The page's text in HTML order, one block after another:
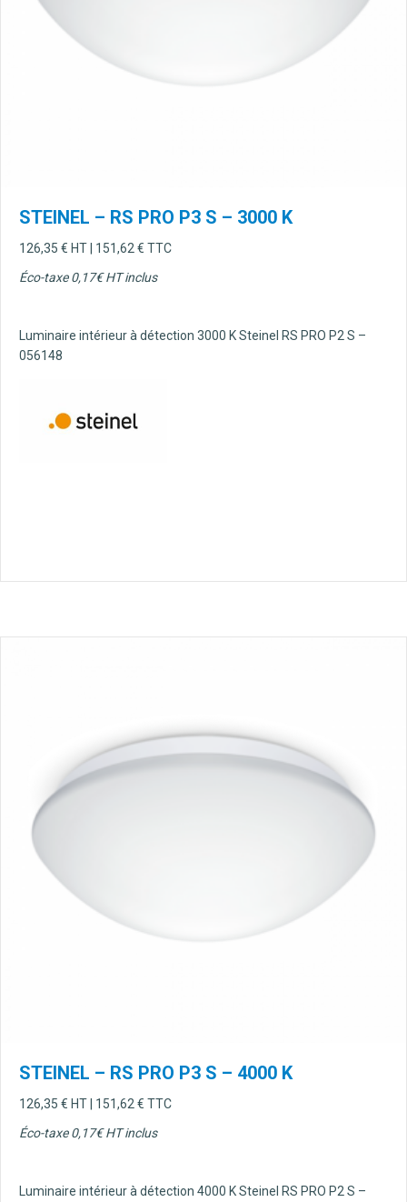
STEINEL – RS PRO P3 S – 3000 K
126,35 € HT | 151,62 € TTC
Éco-taxe 0,17€ HT inclus
Luminaire intérieur à détection 3000 K Steinel RS PRO P2 S –
056148
STEINEL – RS PRO P3 S – 4000 K
126,35 € HT | 151,62 € TTC
Éco-taxe 0,17€ HT inclus
Luminaire intérieur à détection 4000 K Steinel RS PRO P2 S –